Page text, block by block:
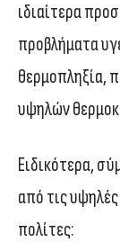
ιδιαίτερα
προβλήματα
θερμοπληξία,
υψηλών
Ειδικότερα,
από τις
πολίτες: